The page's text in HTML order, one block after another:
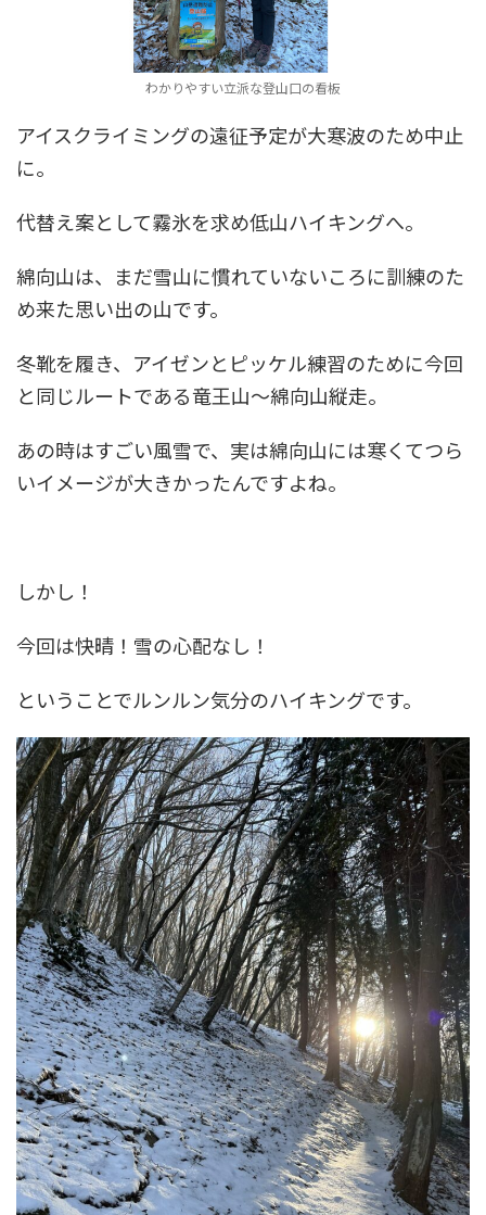
わかりやすい立派な登山口の看板
アイスクライミングの遠征予定が大寒波のため中止
に。
代替え案として霧氷を求め低山ハイキングへ。
綿向山は、まだ雪山に慣れていないころに訓練のた
め来た思い出の山です。
冬靴を履き、アイゼンとピッケル練習のために今回
と同じルートである竜王山～綿向山縦走。
あの時はすごい風雪で、実は綿向山には寒くてつら
いイメージが大きかったんですよね。
しかし！
今回は快晴！雪の心配なし！
ということでルンルン気分のハイキングです。